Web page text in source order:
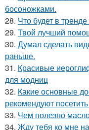
босоножками.
28. Что будет в
29. Твой лучший
30. Думал сделать
раньше.
31. Красивые
для модниц
32. Какие основные
рекомендуют
33. Чем полезно
34. Жду тебя ко мне